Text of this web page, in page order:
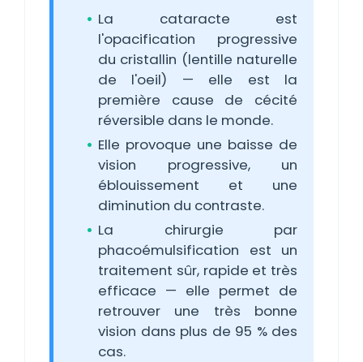
La cataracte est
l'opacification progressive
du cristallin (lentille naturelle
de l'oeil) — elle est la
première cause de cécité
réversible dans le monde.
Elle provoque une baisse de
vision progressive, un
éblouissement et une
diminution du contraste.
La chirurgie par
phacoémulsification est un
traitement sûr, rapide et très
efficace — elle permet de
retrouver une très bonne
vision dans plus de 95 % des
cas.